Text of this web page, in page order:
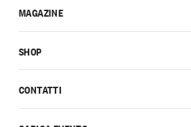
CONTATTI
MAGAZINE
SHOP